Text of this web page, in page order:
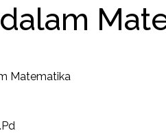
Matematika